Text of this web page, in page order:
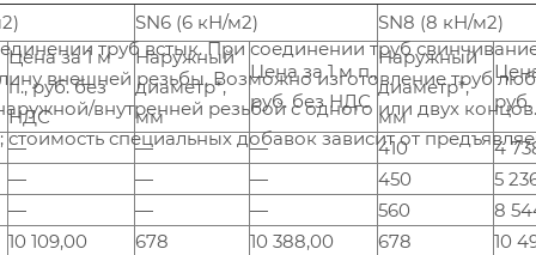
труб встык. При соединении труб
внешней резьбы. Возможно изготовление труб
внутренней резьбой с одного или двух концов.
специальных добавок зависит от
SN6 (6 кН/м2)
SN8 (8 кН/м2)
Цена за 1 м
п., руб. без
НДС
Наружный
диаметр*,
мм
Цена за 1 м п.,
руб. без НДС
Наружный
диаметр*,
мм
— — — 410
4
— — — 450
5
— — — 560
8
10 109,00 678 10 388,00 678
10